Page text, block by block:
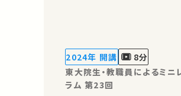
りの講義・講演があれば
アをお願い
2024年 開講
8分
東大院生・教職員によるミニ
ラム 第23回